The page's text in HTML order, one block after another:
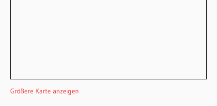
Größere Karte anzeigen